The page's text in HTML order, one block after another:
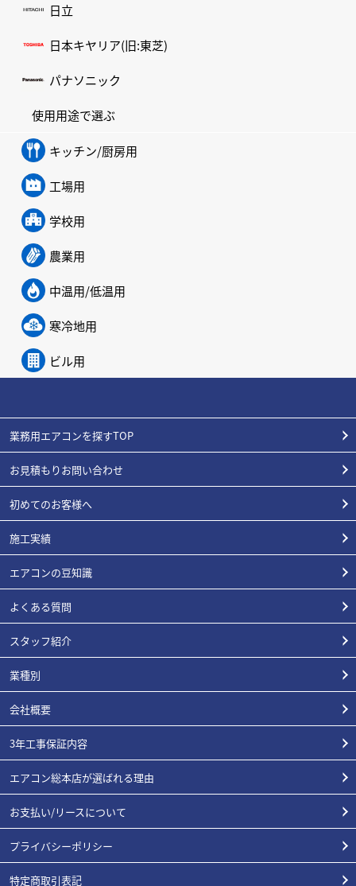
日立
日本キヤリア(旧:東芝)
パナソニック
使用用途で選ぶ
キッチン/厨房用
工場用
学校用
農業用
中温用/低温用
寒冷地用
ビル用
業務用エアコンを探すTOP
お見積もりお問い合わせ
初めてのお客様へ
施工実績
エアコンの豆知識
よくある質問
スタッフ紹介
業種別
会社概要
3年工事保証内容
エアコン総本店が選ばれる理由
お支払い/リースについて
プライバシーポリシー
特定商取引表記